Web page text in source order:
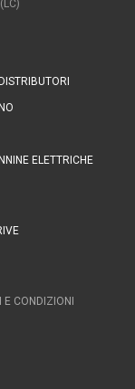
ELETTRICHE
E CONDIZIONI